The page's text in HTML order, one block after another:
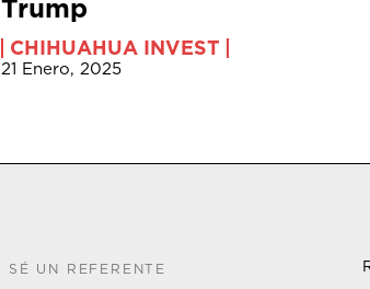
CHIHUAHUA INVEST
21 Enero, 2025
SÉ UN REFERENTE